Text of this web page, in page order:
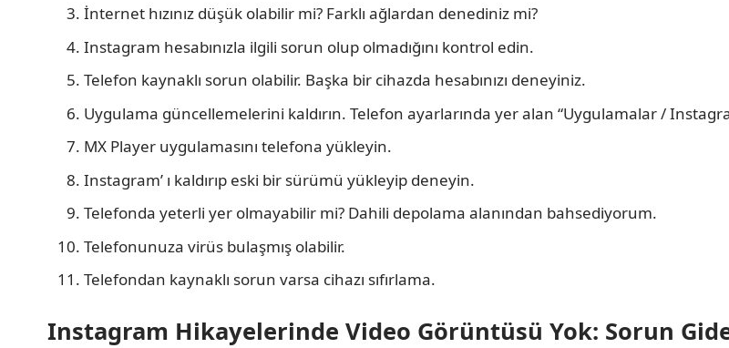
İnternet hızınız düşük olabilir mi? Farklı ağlardan denediniz mi?
Instagram hesabınızla ilgili sorun olup olmadığını kontrol edin.
Telefon kaynaklı sorun olabilir. Başka bir cihazda hesabınızı deneyiniz.
Uygulama güncellemelerini kaldırın. Telefon ayarlarında yer alan “Uygulamalar /
MX Player uygulamasını telefona yükleyin.
Instagram’ ı kaldırıp eski bir sürümü yükleyip deneyin.
Telefonda yeterli yer olmayabilir mi? Dahili depolama alanından bahsediyorum.
Telefonunuza virüs bulaşmış olabilir.
Telefondan kaynaklı sorun varsa cihazı sıfırlama.
Instagram Hikayelerinde Video Görüntüsü Yok: Sorun